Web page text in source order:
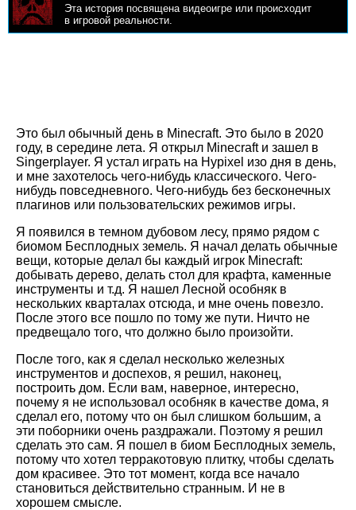
Эта история посвящена видеоигре или происходит
в игровой реальности.
Это был обычный день в Minecraft. Это было в 2020
году, в середине лета. Я открыл Minecraft и зашел в
Singerplayer. Я устал играть на Hypixel изо дня в день,
и мне захотелось чего-нибудь классического. Чего-
нибудь повседневного. Чего-нибудь без бесконечных
плагинов или пользовательских режимов игры.
Я появился в темном дубовом лесу, прямо рядом с
биомом Бесплодных земель. Я начал делать обычные
вещи, которые делал бы каждый игрок Minecraft:
добывать дерево, делать стол для крафта, каменные
инструменты и т.д. Я нашел Лесной особняк в
нескольких кварталах отсюда, и мне очень повезло.
После этого все пошло по тому же пути. Ничто не
предвещало того, что должно было произойти.
После того, как я сделал несколько железных
инструментов и доспехов, я решил, наконец,
построить дом. Если вам, наверное, интересно,
почему я не использовал особняк в качестве дома, я
сделал его, потому что он был слишком большим, а
эти поборники очень раздражали. Поэтому я решил
сделать это сам. Я пошел в биом Бесплодных земель,
потому что хотел терракотовую плитку, чтобы сделать
дом красивее. Это тот момент, когда все начало
становиться действительно странным. И не в
хорошем смысле.